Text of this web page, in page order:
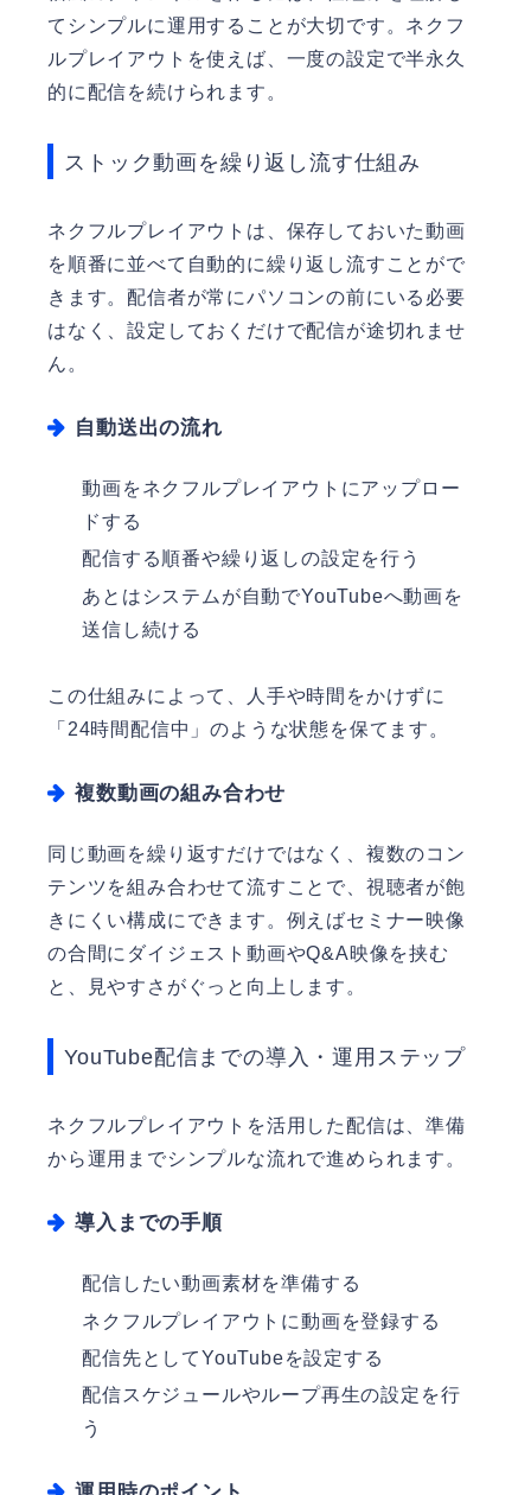
てシンプルに運用することが大切です。ネクフ
ルプレイアウトを使えば、一度の設定で半永久
的に配信を続けられます。
ストック動画を繰り返し流す仕組み
ネクフルプレイアウトは、保存しておいた動画
を順番に並べて自動的に繰り返し流すことがで
きます。配信者が常にパソコンの前にいる必要
はなく、設定しておくだけで配信が途切れませ
ん。
自動送出の流れ
動画をネクフルプレイアウトにアップロー
ドする
配信する順番や繰り返しの設定を行う
あとはシステムが自動でYouTubeへ動画を
送信し続ける
この仕組みによって、人手や時間をかけずに
「24時間配信中」のような状態を保てます。
複数動画の組み合わせ
同じ動画を繰り返すだけではなく、複数のコン
テンツを組み合わせて流すことで、視聴者が飽
きにくい構成にできます。例えばセミナー映像
の合間にダイジェスト動画やQ&A映像を挟む
と、見やすさがぐっと向上します。
YouTube配信までの導入・運用ステップ
ネクフルプレイアウトを活用した配信は、準備
から運用までシンプルな流れで進められます。
導入までの手順
配信したい動画素材を準備する
ネクフルプレイアウトに動画を登録する
配信先としてYouTubeを設定する
配信スケジュールやループ再生の設定を行
う